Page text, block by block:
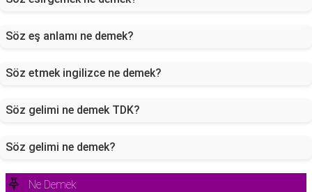
Söz eş anlamı ne demek?
Söz etmek ingilizce ne demek?
Söz gelimi ne demek TDK?
Söz gelimi ne demek?
Ne Demek